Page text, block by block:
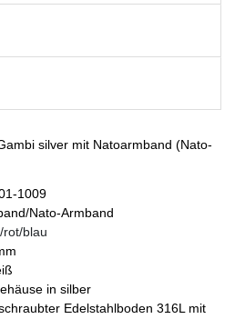
silver mit Natoarmband (Nato-
1009
Nato-Armband
rot/blau
in silber
Edelstahlboden 316L mit